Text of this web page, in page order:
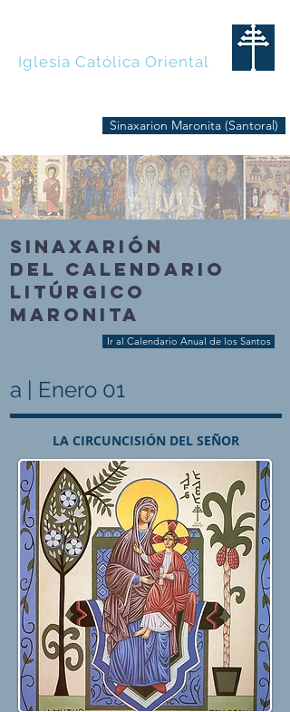
Iglesia Católica Oriental
Sinaxarion Maronita (Santoral)
SINAXARIÓN
DEL CALENDARIO
LITÚRGICO
MARONITA
Ir al Calendario Anual de los Santos
a | Enero 01
LA CIRCUNCISIÓN DEL SEÑOR